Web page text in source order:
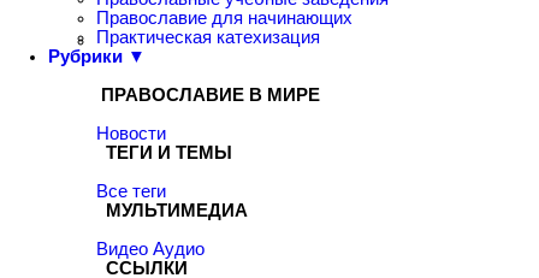
Православие для начинающих
Практическая катехизация
Рубрики ▼
ПРАВОСЛАВИЕ В МИРЕ
Новости
ТЕГИ И ТЕМЫ
Все теги
МУЛЬТИМЕДИА
Видео Аудио
ССЫЛКИ